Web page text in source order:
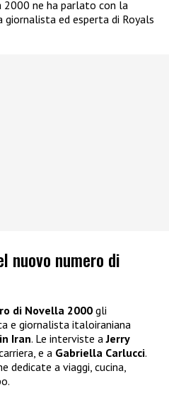
ne ha parlato con la
giornalista ed esperta di Royals
nuovo numero di
di Novella 2000 gli
e giornalista italoiraniana
Iran. Le interviste aJerry
e a Gabriella Carlucci.
dedicate a viaggi, cucina,